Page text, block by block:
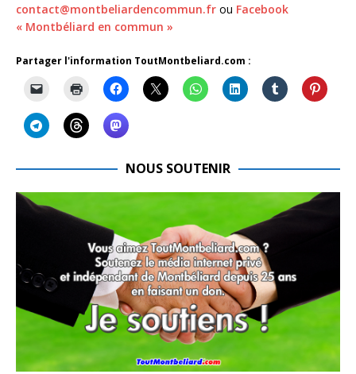
contact@montbeliardencommun.fr ou Facebook
« Montbéliard en commun »
Partager l'information ToutMontbeliard.com :
NOUS SOUTENIR